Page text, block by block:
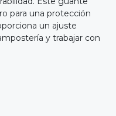
para una protección
un ajuste
y trabajar con